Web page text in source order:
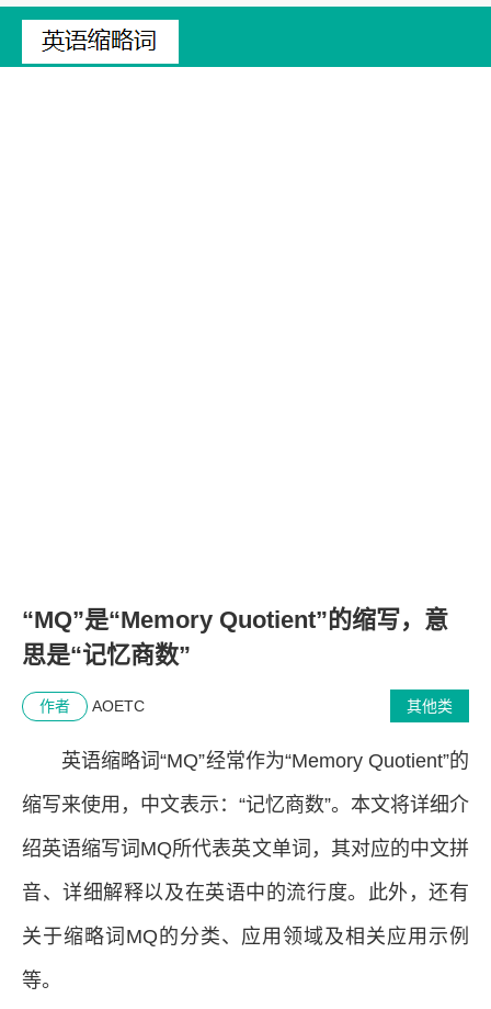
“MQ”是“Memory Quotient”的缩写，意
思是“记忆商数”
其他类
作者 AOETC
英语缩略词“MQ”经常作为“Memory Quotient”的
缩写来使用，中文表示：“记忆商数”。本文将详细介
绍英语缩写词MQ所代表英文单词，其对应的中文拼
音、详细解释以及在英语中的流行度。此外，还有
关于缩略词MQ的分类、应用领域及相关应用示例
等。